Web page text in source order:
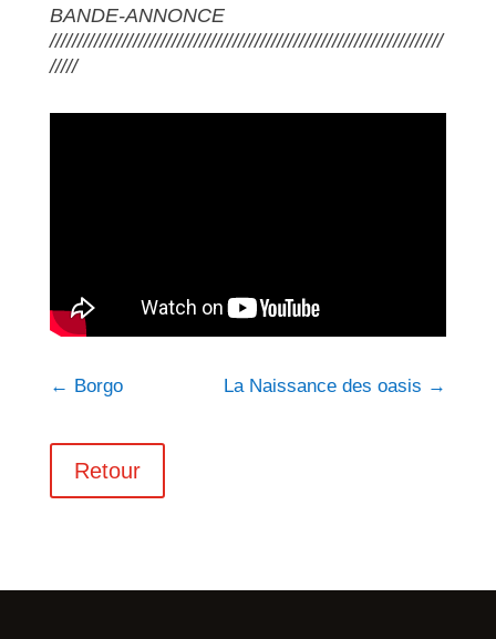
BANDE-ANNONCE
///////////////////////////////////////////////////////////////////////
/////
← Borgo La Naissance des oasis →
Retour